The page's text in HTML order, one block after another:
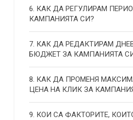
6. КАК ДА РЕГУЛИРАМ
КАМПАНИЯТА СИ?
7. КАК ДА РЕДАКТИРАМ
БЮДЖЕТ ЗА КАМПАНИЯТА
8. КАК ДА ПРОМЕНЯ
ЦЕНА НА КЛИК ЗА
9. КОИ СА ФАКТОРИТЕ,